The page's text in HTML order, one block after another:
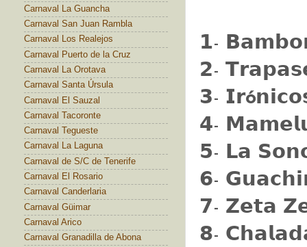
𝟭-
𝟮-
𝟯- 𝗜𝗿ó
𝟰-
𝟱- 𝗟𝗮
𝟲-
𝟳- 𝗭𝗲𝘁𝗮
𝟴-
Carnaval La Guancha
Carnaval San Juan Rambla
Carnaval Los Realejos
Carnaval Puerto de la Cruz
Carnaval La Orotava
Carnaval Santa Úrsula
Carnaval El Sauzal
Carnaval Tacoronte
Carnaval Tegueste
Carnaval La Laguna
Carnaval de S/C de Tenerife
Carnaval El Rosario
Carnaval Canderlaria
Carnaval Güimar
Carnaval Arico
Carnaval Granadilla de Abona